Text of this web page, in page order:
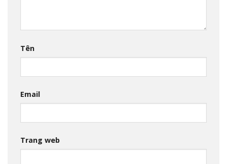
Tên
Email
Trang web